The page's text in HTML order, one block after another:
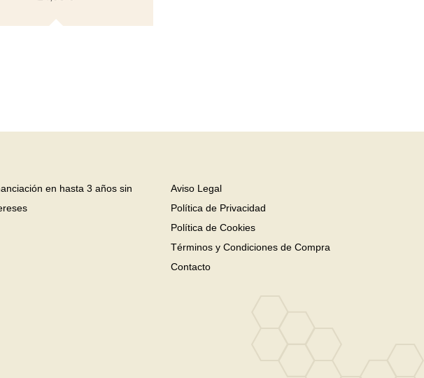
en hasta 3 años sin
Aviso Legal
Política de Privacidad
Política de Cookies
Términos y Condiciones de Compra
Contacto